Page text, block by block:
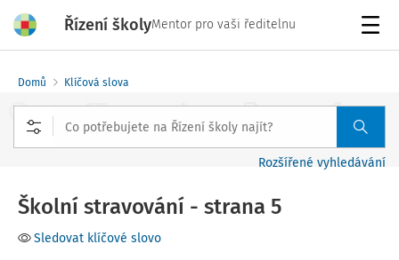
Řízení školyMentor pro vaši ředitelnu
Domů Klíčová slova
Rozšířené vyhledávání
Školní stravování - strana 5
Sledovat klíčové slovo